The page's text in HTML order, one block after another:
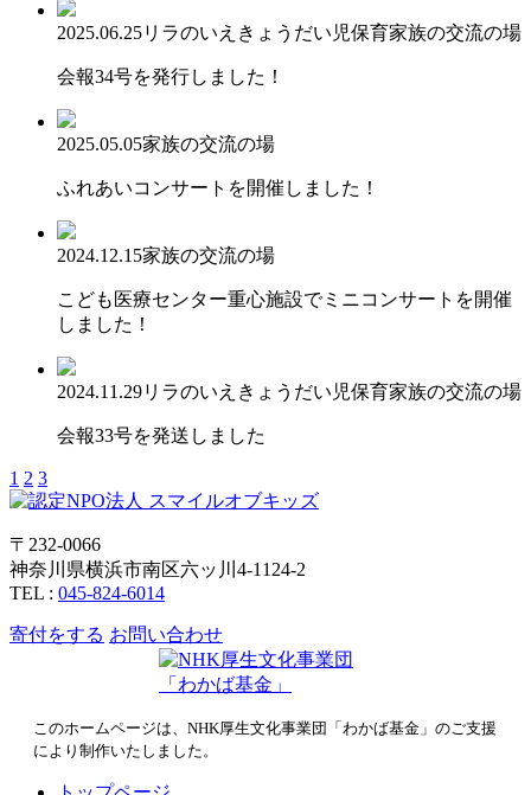
2025.06.25リラのいえ きょうだい児保育家族の交流の場
会報34号を発行しました！
2025.05.05家族の交流の場
ふれあいコンサートを開催しました！
2024.12.15家族の交流の場
こども医療センター重心施設でミニコンサートを開催
しました！
2024.11.29リラのいえ きょうだい児保育家族の交流の場
会報33号を発送しました
1 2 3
〒232-0066
神奈川県横浜市南区六ッ川4-1124-2
TEL : 045-824-6014
寄付をする お問い合わせ
このホームページは、NHK厚生文化事業団「わかば基金」のご支援
により制作いたしました。